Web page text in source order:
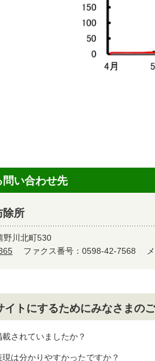
い合わせ先
所
野川北町530
ファクス番号：0598-42-7568
イトにするためにみなさまの
されていましたか？
は分かりやすかったですか？